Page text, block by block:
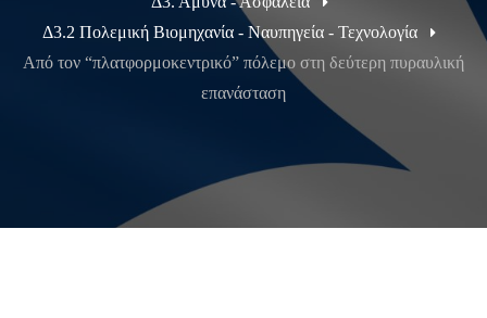
Δ3.2 Πολεμική Βιομηχανία - Ναυπηγεία - Τεχνολογία
Από τον “πλατφορμοκεντρικό” πόλεμο στη δεύτερη πυραυλική
επανάσταση